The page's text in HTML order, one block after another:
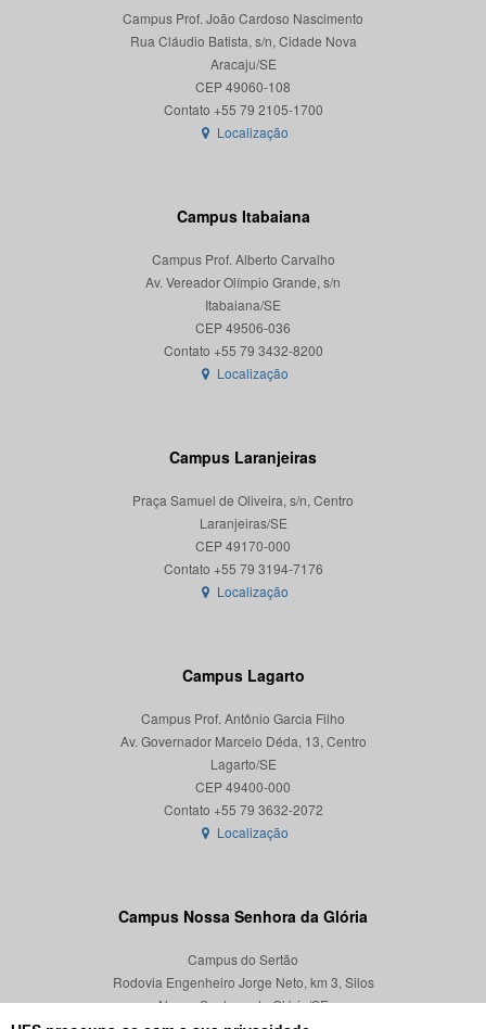
Campus Prof. João Cardoso Nascimento
Rua Cláudio Batista, s/n, Cidade Nova
Aracaju/SE
CEP 49060-108
Localização
Campus Itabaiana
Campus Prof. Alberto Carvalho
Av. Vereador Olímpio Grande, s/n
Itabaiana/SE
CEP 49506-036
Localização
Campus Laranjeiras
Praça Samuel de Oliveira, s/n, Centro
Laranjeiras/SE
CEP 49170-000
Localização
Campus Lagarto
Campus Prof. Antônio Garcia Filho
Av. Governador Marcelo Déda, 13, Centro
Lagarto/SE
CEP 49400-000
Localização
Campus Nossa Senhora da Glória
Campus do Sertão
Rodovia Engenheiro Jorge Neto, km 3, Silos
Nossa Senhora da Glória/SE